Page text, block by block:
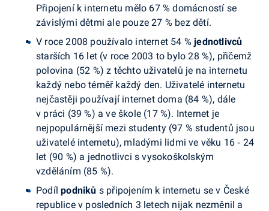
Připojení k internetu mělo 67 % domácností se
závislými dětmi ale pouze 27 % bez dětí.
V roce 2008 používalo internet 54 %jednotlivců
starších 16 let (v roce 2003 to bylo 28 %), přičemž
polovina (52 %) z těchto uživatelů je na internetu
každý nebo téměř každý den. Uživatelé internetu
nejčastěji používají internet doma (84 %), dále
v práci (39 %) a ve škole (17 %). Internet je
nejpopulárnější mezi studenty (97 % studentů jsou
uživatelé internetu), mladými lidmi ve věku 16 ‑ 24
let (90 %) a jednotlivci s vysokoškolským
vzděláním (85 %).
Podílpodniků s připojením k internetu se v České
republice v posledních 3 letech nijak nezměnil a